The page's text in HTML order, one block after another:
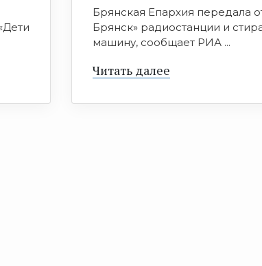
Брянская Епархия передала
Брянск» радиостанции и
машину, сообщает РИА ...
Читать далее